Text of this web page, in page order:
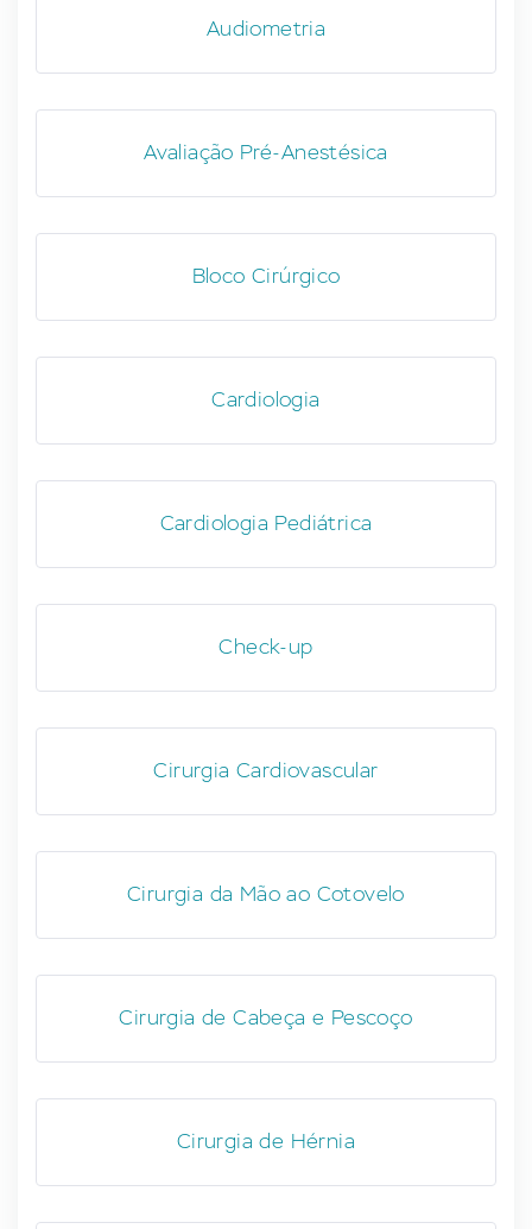
Audiometria
Avaliação Pré-Anestésica
Bloco Cirúrgico
Cardiologia
Cardiologia Pediátrica
Check-up
Cirurgia Cardiovascular
Cirurgia da Mão ao Cotovelo
Cirurgia de Cabeça e Pescoço
Cirurgia de Hérnia